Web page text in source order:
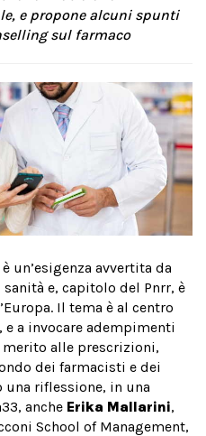
e propone alcuni spunti
sul farmaco
un’esigenza avvertita da
e, capitolo del Pnrr, è
Il tema è al centro
a invocare adempimenti
alle prescrizioni,
dei farmacisti e dei
riflessione, in una
anche Erika Mallarini,
School of Management,